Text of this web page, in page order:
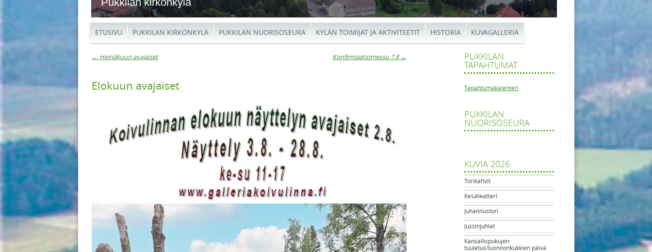
ETUSIVU PUKKILAN KIRKONKYLÄ PUKKILAN NUORISOSEURA KYLÄN TOIMIJAT JA AKTIVITEETIT HISTORIA KUVAGALLERIA
← Heinäkuun avajaiset Konfirmaatiomessu 7.8 →
Elokuun avajaiset
Artikkelien navigaatio
Konfirmaatiomessu
PUKKILAN
TAPAHTUMAT
Tapahtumakalenteri
PUKKILAN
NUORISOSEURA
KUVIA 2026
Torikahvit
Kesäteatteri
Juhannustori
Jussinjuhlat
Kansallispukujen
tuuletus/luonnonkukkien päivä